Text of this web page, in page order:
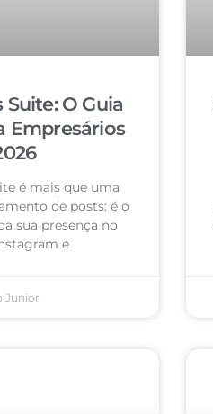
O Guia
Empresários
é mais que uma
de posts: é o
sua presença no
e
Junior